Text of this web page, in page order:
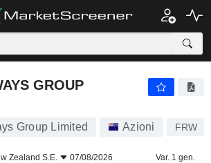
GROUP
Group Limited Azioni FRW
Zealand S.E. 07/08/2026 Var. 1 gen.